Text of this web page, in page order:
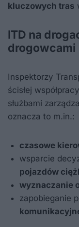
kluczowych tras
ITD na
drogowcami
Inspektorzy
ścisłej
służbami
oznacza to m.in.:
czasowe
wsparcie
pojazdów
wyznaczanie
zapobieganie